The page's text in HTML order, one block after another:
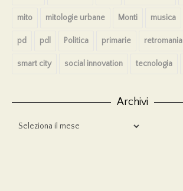
mito mitologie urbane Monti musica
pd pdl Politica primarie retromania
smart city social innovation tecnologia
Archivi
Archivi